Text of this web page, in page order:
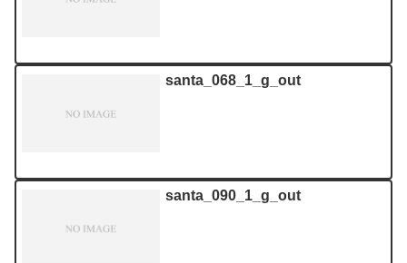
santa_068_1_g_out
santa_090_1_g_out